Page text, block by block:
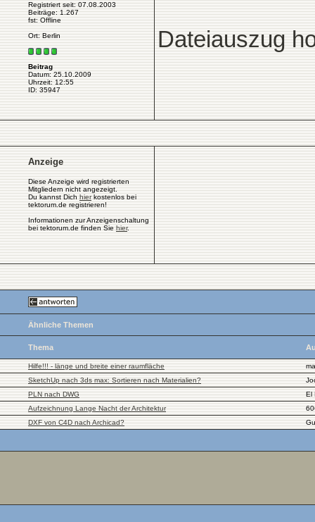
Registriert seit: 07.08.2003
Beiträge: 1.267
fst: Offline
Ort: Berlin
Beitrag
Datum: 25.10.2009
Uhrzeit: 12:55
ID: 35947
Dateiauszug
Anzeige
Diese Anzeige wird registrierten
Mitgliedern nicht angezeigt.
Du kannst Dich hierkostenlos bei
tektorum.de registrieren!
Informationen zur Anzeigenschaltung
bei tektorum.de finden Sie hier.
Ähnliche Themen
Thema
Hilfe!!! - länge und breite einer raumfläche
SketchUp nach 3ds max: Sortieren nach Materialien?
PLN nach DWG
El
Aufzeichnung Lange Nacht der Architektur
DXF von C4D nach Archicad?